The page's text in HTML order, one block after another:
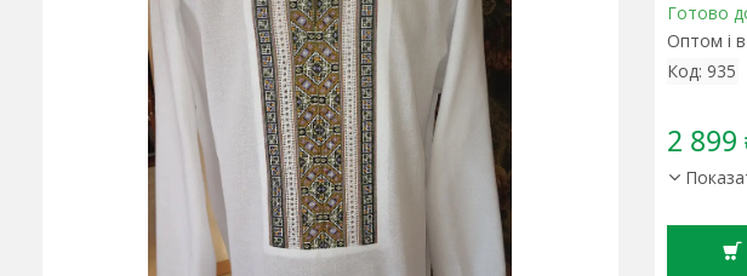
Готово
Оптом і
Код: 935
2 899